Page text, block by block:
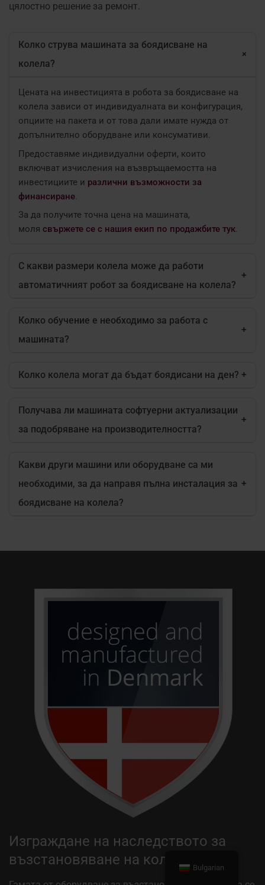
цялостно решение за ремонт.
Колко струва машината за боядисване на
колела?
+
Цената на инвестицията в робота за боядисване на
колела зависи от индивидуалната ви конфигурация,
опциите на пакета и от това дали имате нужда от
допълнително оборудване или консумативи.
Предоставяме индивидуални оферти, които
включват изчисления на възвръщаемостта на
инвестициите и различни възможности за
финансиране.
За да получите точна цена на машината,
моля свържете се с нашия екип по продажбите тук.
С какви размери колела може да работи
автоматичният робот за боядисване на колела?
+
Колко обучение е необходимо за работа с
машината?
+
Колко колела могат да бъдат боядисани на ден? +
Получава ли машината софтуерни актуализации
за подобряване на производителността?
+
Какви други машини или оборудване са ми
необходими, за да направя пълна инсталация за
боядисване на колела?
+
Изграждане на наследството за
възстановяване на колелатаBulgarian